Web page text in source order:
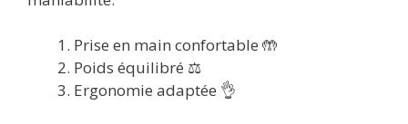
Prise en main confortable 🤲
Poids équilibré ⚖️
Ergonomie adaptée 👌